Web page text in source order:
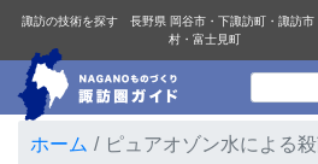
諏訪の技術を探す 長野県 岡谷市・下諏訪町・諏訪市
村・富士見町
ホーム ピュアオゾン水による